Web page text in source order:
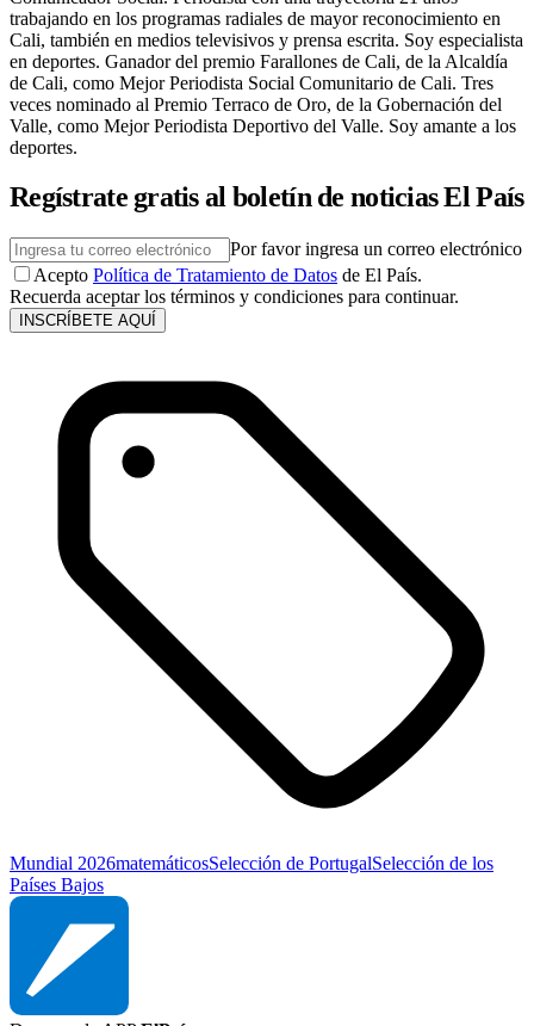
trabajando en los programas radiales de mayor reconocimiento en
Cali, también en medios televisivos y prensa escrita. Soy especialista
en deportes. Ganador del premio Farallones de Cali, de la Alcaldía
de Cali, como Mejor Periodista Social Comunitario de Cali. Tres
veces nominado al Premio Terraco de Oro, de la Gobernación del
Valle, como Mejor Periodista Deportivo del Valle. Soy amante a los
deportes.
Regístrate gratis al boletín de noticias El País
Por favor ingresa un correo electrónico
Acepto Política de Tratamiento de Datos de El País.
Recuerda aceptar los términos y condiciones para continuar.
INSCRÍBETE AQUÍ
Mundial 2026matemáticosSelección de PortugalSelección de los
Países Bajos